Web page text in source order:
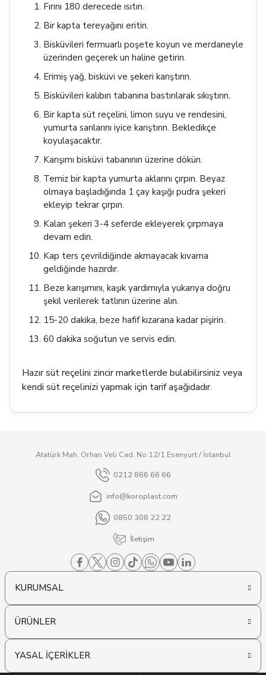
Fırını 180 derecede ısıtın.
Bir kapta tereyağını eritin.
Bisküvileri fermuarlı poşete koyun ve merdaneyle
üzerinden geçerek un haline getirin.
Erimiş yağ, bisküvi ve şekeri karıştırın.
Bisküvileri kalıbın tabanına bastırılarak sıkıştırın.
Bir kapta süt reçelini, limon suyu ve rendesini,
yumurta sarılarını iyice karıştırın. Bekledikçe
koyulaşacaktır.
Karışımı bisküvi tabanının üzerine dökün.
Temiz bir kapta yumurta aklarını çırpın. Beyaz
olmaya başladığında 1 çay kaşığı pudra şekeri
ekleyip tekrar çırpın.
Kalan şekeri 3-4 seferde ekleyerek çırpmaya
devam edin.
Kap ters çevrildiğinde akmayacak kıvama
geldiğinde hazırdır.
Beze karışımını, kaşık yardımıyla yukarıya doğru
şekil verilerek tatlının üzerine alın.
15-20 dakika, beze hafif kızarana kadar pişirin.
60 dakika soğutun ve servis edin.
Hazır süt reçelini zincir marketlerde bulabilirsiniz veya
kendi süt reçelinizi yapmak için tarif aşağıdadır.
Atatürk Mah. Orhan Veli Cad. No:12/1 Esenyurt / İstanbul
0212 866 66 66
info@koroplast.com
0850 308 22 22
İletişim
KURUMSAL
ÜRÜNLER
YASAL İÇERİKLER